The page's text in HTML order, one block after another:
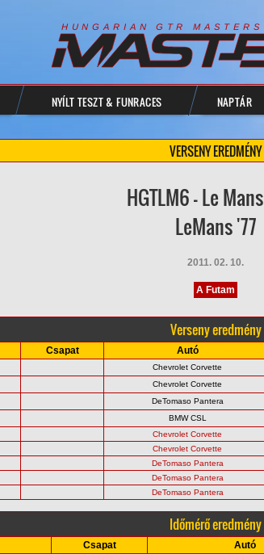
H U N G A R I A N G T R M A S T E R S
NYÍLT TESZT & FUNRACES NAPTÁR
VERSENY EREDMÉNY
HGTLM6 - Le
LeMans '77
2011. 02. 10.
A Futam
Verseny eredmény
Csapat Autó
Chevrolet Corvette
Chevrolet Corvette
DeTomaso Pantera
BMW CSL
Chevrolet Corvette
Chevrolet Corvette
DeTomaso Pantera
DeTomaso Pantera
DeTomaso Pantera
Időmérő eredmény
Csapat Autó